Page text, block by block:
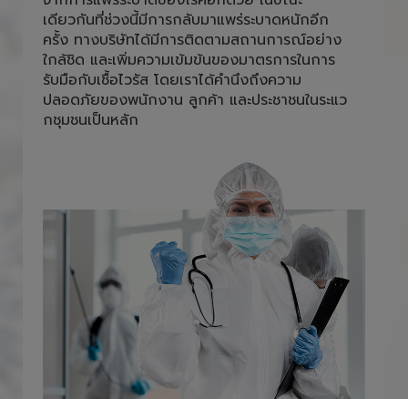
และพนักงานภายใน สำนักงานต้องใส่หน้ากาก
อนามัยตลอดการปฎิบัติหน้าที่ เพื่อลดความเสี่ยง
จากการแพร่ระบาดของโรคอีกด้วย ในขณะ
เดียวกันที่ช่วงนี้มีการกลับมาแพร่ระบาดหนักอีก
ครั้ง ทางบริษัทได้มีการติดตามสถานการณ์อย่าง
ใกล้ชิด และเพิ่มความเข้มข้นของมาตรการในการ
รับมือกับเชื้อไวรัส โดยเราได้คำนึงถึงความ